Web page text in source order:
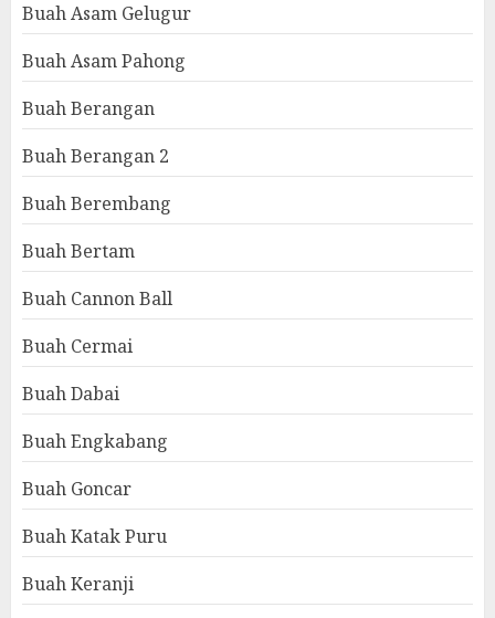
Buah Asam Gelugur
Buah Asam Pahong
Buah Berangan
Buah Berangan 2
Buah Berembang
Buah Bertam
Buah Cannon Ball
Buah Cermai
Buah Dabai
Buah Engkabang
Buah Goncar
Buah Katak Puru
Buah Keranji